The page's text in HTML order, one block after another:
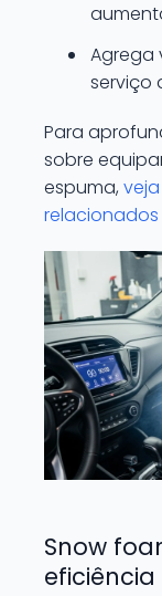
Agrega
serviço
Para
sobre
espuma,
relacionados
Snow